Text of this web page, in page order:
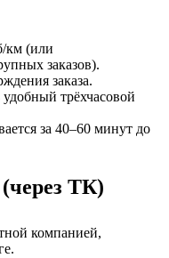
км (или
заказов).
заказа.
трёхчасовой
за 40–60 минут до
ТК)
компанией,